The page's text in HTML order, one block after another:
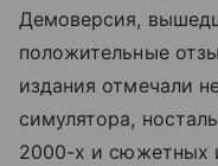
Демоверсия,
положительные
издания отмечали
симулятора,
2000-х и сюжетных